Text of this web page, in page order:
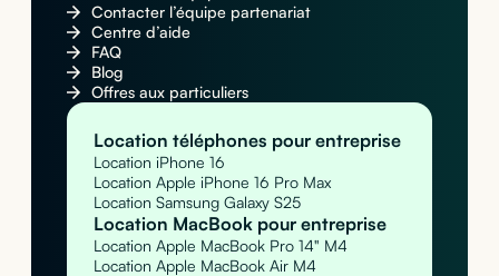
Contacter l’équipe partenariat
Centre d’aide
FAQ
Blog
Offres aux particuliers
Location téléphones pour entreprise
Location iPhone 16
Location Apple iPhone 16 Pro Max
Location Samsung Galaxy S25
Location MacBook pour entreprise
Location Apple MacBook Pro 14" M4
Location Apple MacBook Air M4